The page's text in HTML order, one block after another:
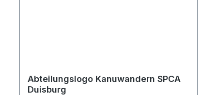
Abteilungslogo Kanuwandern SPCA
Duisburg